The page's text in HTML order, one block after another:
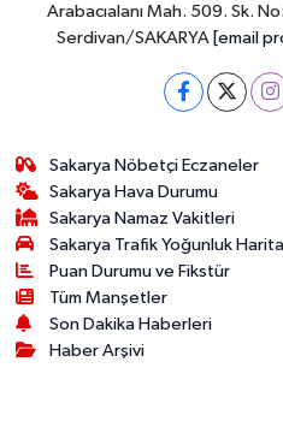
Arabacıalanı Mah. 509. Sk.
Serdivan/SAKARYA [email
Sakarya Nöbetçi Eczaneler
Sakarya Hava Durumu
Sakarya Namaz Vakitleri
Sakarya Trafik Yoğunluk
Puan Durumu ve Fikstür
Tüm Manşetler
Son Dakika Haberleri
Haber Arşivi